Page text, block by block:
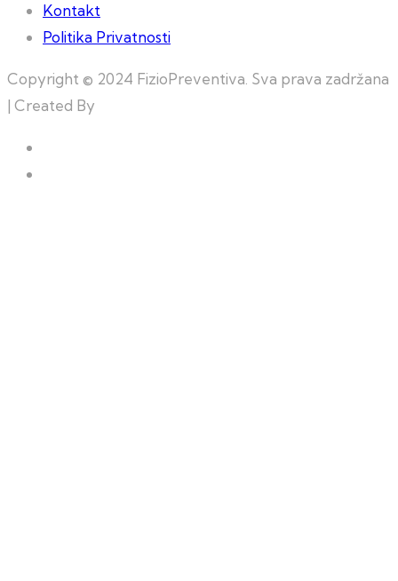
Kontakt
Politika Privatnosti
Copyright © 2024 FizioPreventiva. Sva prava zadržana
| Created By